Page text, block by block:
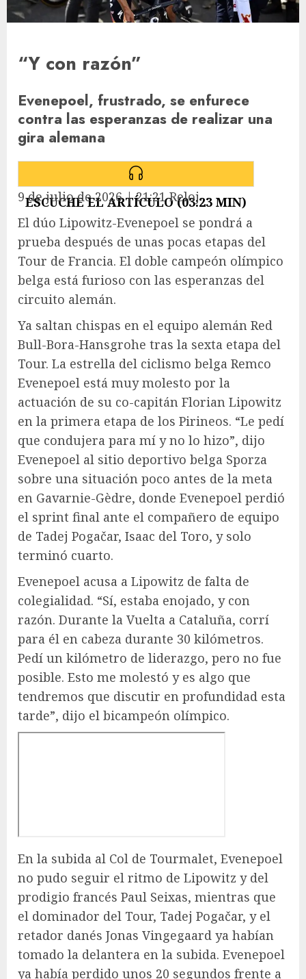
“Y con razón”
Evenepoel, frustrado, se enfurece
contra las esperanzas de realizar una
gira alemana
ESCUCHE EL ARTÍCULO (03:23 MIN)
9 de julio de 2026|21:21Reloj
El dúo Lipowitz-Evenepoel se pondrá a
prueba después de unas pocas etapas del
Tour de Francia. El doble campeón olímpico
belga está furioso con las esperanzas del
circuito alemán.
Ya saltan chispas en el equipo alemán Red
Bull-Bora-Hansgrohe tras la sexta etapa del
Tour. La estrella del ciclismo belga Remco
Evenepoel está muy molesto por la
actuación de su co-capitán Florian Lipowitz
en la primera etapa de los Pirineos. “Le pedí
que condujera para mí y no lo hizo”, dijo
Evenepoel al sitio deportivo belga Sporza
sobre una situación poco antes de la meta
en Gavarnie-Gèdre, donde Evenepoel perdió
el sprint final ante el compañero de equipo
de Tadej Pogačar, Isaac del Toro, y solo
terminó cuarto.
Evenepoel acusa a Lipowitz de falta de
colegialidad. “Sí, estaba enojado, y con
razón. Durante la Vuelta a Cataluña, corrí
para él en cabeza durante 30 kilómetros.
Pedí un kilómetro de liderazgo, pero no fue
posible. Esto me molestó y es algo que
tendremos que discutir en profundidad esta
tarde”, dijo el bicampeón olímpico.
En la subida al Col de Tourmalet, Evenepoel
no pudo seguir el ritmo de Lipowitz y del
prodigio francés Paul Seixas, mientras que
el dominador del Tour, Tadej Pogačar, y el
retador danés Jonas Vingegaard ya habían
tomado la delantera en la subida. Evenepoel
ya había perdido unos 20 segundos frente a